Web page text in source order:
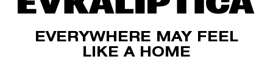
EVERYWHERE MAY FEEL
LIKE A HOME